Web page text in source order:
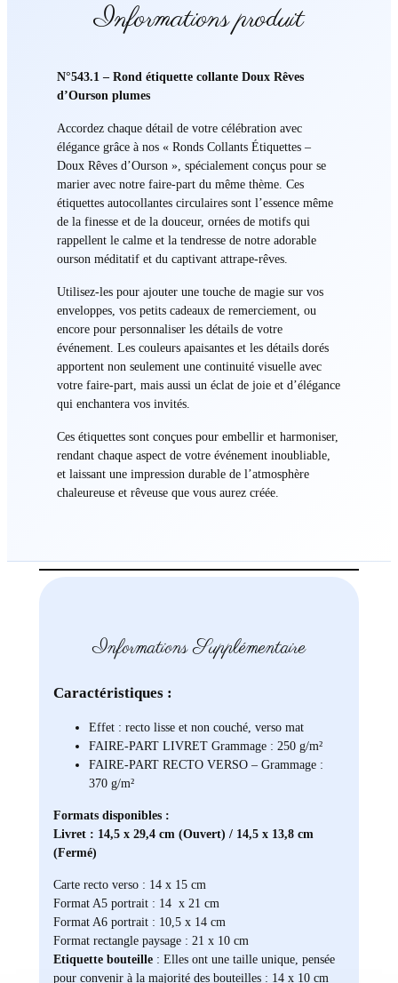
Informations produit
N°543.1 – Rond étiquette collante Doux Rêves
d’Ourson plumes
Accordez chaque détail de votre célébration avec
élégance grâce à nos « Ronds Collants Étiquettes –
Doux Rêves d’Ourson », spécialement conçus pour se
marier avec notre faire-part du même thème. Ces
étiquettes autocollantes circulaires sont l’essence même
de la finesse et de la douceur, ornées de motifs qui
rappellent le calme et la tendresse de notre adorable
ourson méditatif et du captivant attrape-rêves.
Utilisez-les pour ajouter une touche de magie sur vos
enveloppes, vos petits cadeaux de remerciement, ou
encore pour personnaliser les détails de votre
événement. Les couleurs apaisantes et les détails dorés
apportent non seulement une continuité visuelle avec
votre faire-part, mais aussi un éclat de joie et d’élégance
qui enchantera vos invités.
Ces étiquettes sont conçues pour embellir et harmoniser,
rendant chaque aspect de votre événement inoubliable,
et laissant une impression durable de l’atmosphère
chaleureuse et rêveuse que vous aurez créée.
Informations Supplémentaire
Caractéristiques :
Effet : recto lisse et non couché, verso mat
FAIRE-PART LIVRET Grammage : 250 g/m²
FAIRE-PART RECTO VERSO – Grammage :
370 g/m²
Formats disponibles :
Livret : 14,5 x 29,4 cm (Ouvert) / 14,5 x 13,8 cm
(Fermé)
Carte recto verso : 14 x 15 cm
Format A5 portrait : 14 x 21 cm
Format A6 portrait : 10,5 x 14 cm
Format rectangle paysage : 21 x 10 cm
Etiquette bouteille: Elles ont une taille unique, pensée
pour convenir à la majorité des bouteilles : 14 x 10 cm